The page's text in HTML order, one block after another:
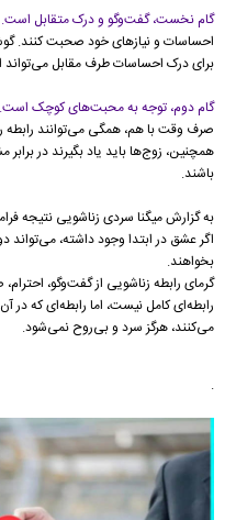
گام نخست، گفت‌وگو و درک متقابل است.
احساسات و نیازهای خود صحبت کنند.
برای درک احساسات طرف مقابل می‌تواند
گام دوم، توجه به محبت‌های کوچک است.
صرف وقت با هم، همگی می‌توانند رابطه
همچنین، زوج‌ها باید یاد بگیرند در
باشند.
به گزارش میگنا سردی زناشویی نتیجه‌
اگر عشق در ابتدا وجود داشته، می‌تواند
بخواهند.
گرمای رابطه زناشویی از گفت‌وگو،
رابطه‌ای کامل نیست، اما رابطه‌ای که
می‌کنند، هرگز سرد و بی‌روح نمی‌شود.
.